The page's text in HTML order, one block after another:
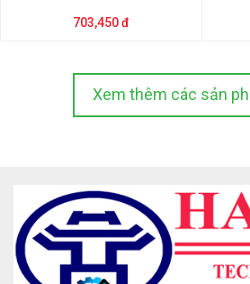
703,450 đ
Xem thêm các sản